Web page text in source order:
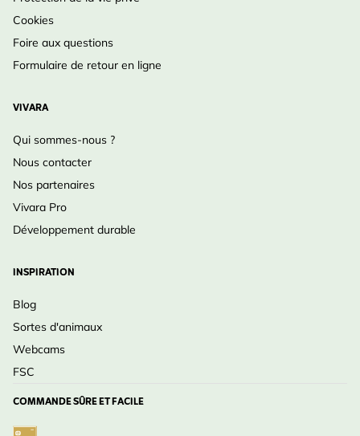
dans votre jardin
Éloignement
animaux
domestiques
Cookies
Foire aux questions
Formulaire de retour en ligne
VIVARA
Qui sommes-nous ?
Nous contacter
Nos partenaires
Vivara Pro
Développement durable
INSPIRATION
Blog
Sortes d'animaux
Webcams
FSC
COMMANDE SÛRE ET FACILE